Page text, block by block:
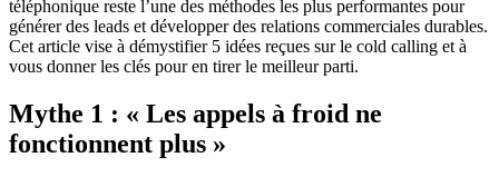
téléphonique reste l’une des méthodes les plus performantes pour
générer des leads et développer des relations commerciales durables.
Cet article vise à démystifier 5 idées reçues sur le cold calling et à
vous donner les clés pour en tirer le meilleur parti.
Mythe 1 : « Les appels à froid ne
fonctionnent plus »